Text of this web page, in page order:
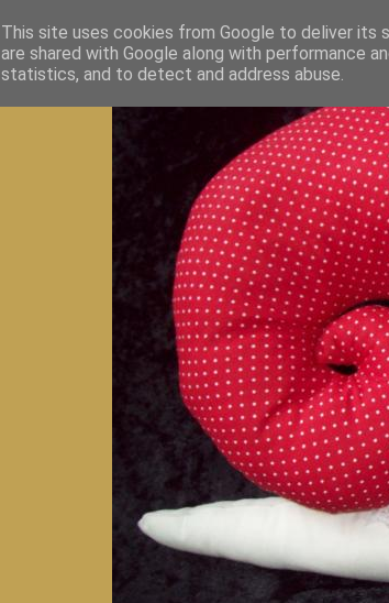
This site uses cookies from Google to deliver its
are shared with Google along with performance
statistics, and to detect and address abuse.